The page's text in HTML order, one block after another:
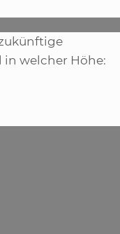
in welcher Höhe: